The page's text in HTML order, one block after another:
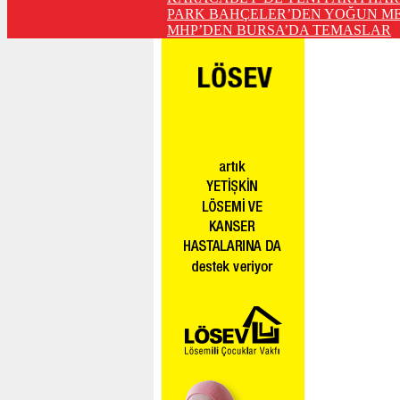
PARK BAHÇELER’DEN YOĞUN
MHP’DEN BURSA’DA TEMASLAR